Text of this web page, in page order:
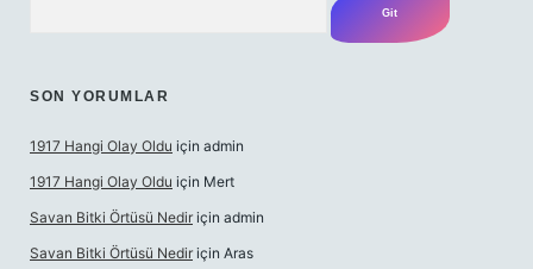
SON YORUMLAR
1917 Hangi Olay Oldu için admin
1917 Hangi Olay Oldu için Mert
Savan Bitki Örtüsü Nedir için admin
Savan Bitki Örtüsü Nedir için Aras